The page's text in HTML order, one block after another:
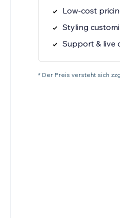
Low-cost
Styling
Support & live
* Der Preis versteht sich